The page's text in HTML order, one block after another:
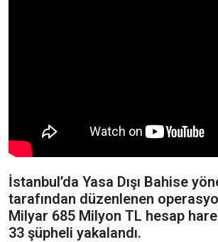
İstanbul’da Yasa Dışı Bahise
tarafından düzenlenen
Milyar 685 Milyon TL hesap
33 şüpheli yakalandı.